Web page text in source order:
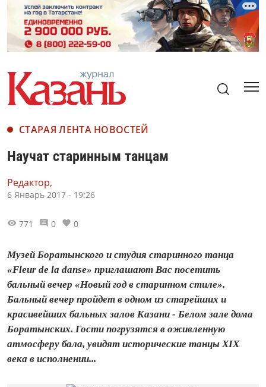
СТАРАЯ ЛЕНТА НОВОСТЕЙ
Научат старинным танцам
Редактор,
6 Январь 2017 - 19:26
771 0 0
Музей Боратынского и студия старинного танца
«Fleur de la danse» приглашают Вас посетить
бальный вечер «Новый год в старинном стиле».
Бальный вечер пройдет в одном из старейших и
красивейших бальных залов Казани - Белом зале дома
Боратынских. Гости погрузятся в оживленную
атмосферу бала, увидят исторические танцы XIX
века в исполнении...